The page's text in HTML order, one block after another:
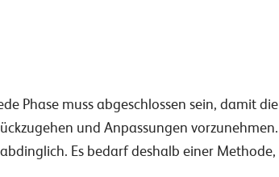
Phase muss abgeschlossen sein, damit die
und Anpassungen vorzunehmen.
Es bedarf deshalb einer Methode,